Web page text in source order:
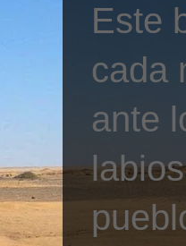
Este
cada
ante